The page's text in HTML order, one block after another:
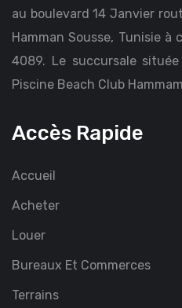
au boulevard 14 Janvier
Hamman Sousse, Tunisie à
4089. Le succursale
Piscine Beach Club
Accès Rapide
Accueil
Acheter
Louer
Bureaux Et Commerces
Terrains